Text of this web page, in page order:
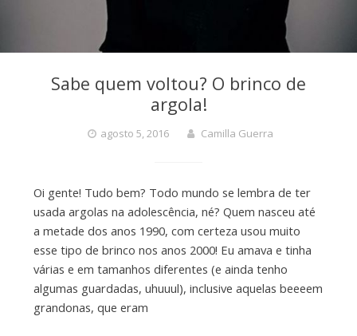
Sabe quem voltou? O brinco de
argola!
agosto 5, 2016 Camilla Guerra
Oi gente! Tudo bem? Todo mundo se lembra de ter
usada argolas na adolescência, né? Quem nasceu até
a metade dos anos 1990, com certeza usou muito
esse tipo de brinco nos anos 2000! Eu amava e tinha
várias e em tamanhos diferentes (e ainda tenho
algumas guardadas, uhuuul), inclusive aquelas beeeem
grandonas, que eram